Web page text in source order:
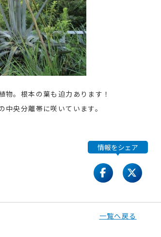
物。根本の葉も迫力あります！
中央分離帯に咲いています。
情報をシェア
facebooktwitter
一覧へ戻る